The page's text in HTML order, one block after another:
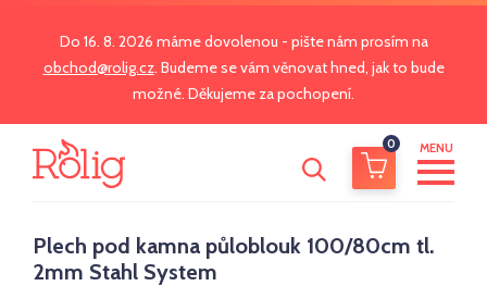
Do 16. 8. 2026 máme dovolenou - pište nám prosím na
obchod@rolig.cz. Budeme se vám věnovat hned, jak to bude
možné. Děkujeme za pochopení.
0 MENU
Plech pod kamna půloblouk 100/80cm tl.
2mm Stahl System